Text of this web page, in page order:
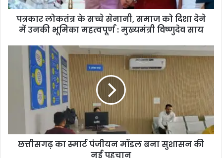
पत्रकार लोकतंत्र के सच्चे सेनानी, समाज को दिशा देने
में उनकी भूमिका महत्वपूर्ण : मुख्यमंत्री विष्णुदेव साय
छत्तीसगढ़ का स्मार्ट पंजीयन मॉडल बना सुशासन की
नई पहचान